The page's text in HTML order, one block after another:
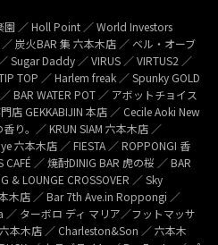
園 ／ Holl Point ／ World Investors
／ 炭火BAR 集 六本木店 ／ ベル・オーブ
Sugar Daddy ／ VIRUS ／ VIRTUS2 ／
TOP ／ Harlem freak ／ Spunky GOLD
BAR WATER POT ／ アボットチョイス
店 GEKKABIJIN 本店 ／ Cecile Aoki New
り。／ KRUN SIAM 六本木店 ／
六本木店 ／ FIESTA ／ ROPPONGI 香
CAFÉ ／ 焼酎DINIG BAR 虎の桜 ／ BAR
& LOUNGE CROSSOVER ／ Sky
木店 ／ Bar 7th Ave.in Roppongi ／
／ ターボロ ディ マリア／フットマッサ
本木店 ／ Charleston&Son ／ 六本木